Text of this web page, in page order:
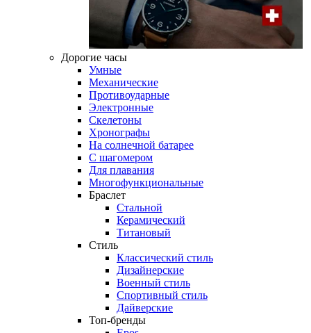
Дорогие часы
Умные
Механические
Противоударные
Электронные
Скелетоны
Хронографы
На солнечной батарее
С шагомером
Для плавания
Многофункциональные
Браслет
Стальной
Керамический
Титановый
Стиль
Классический стиль
Дизайнерские
Военный стиль
Спортивный стиль
Дайверские
Топ-бренды